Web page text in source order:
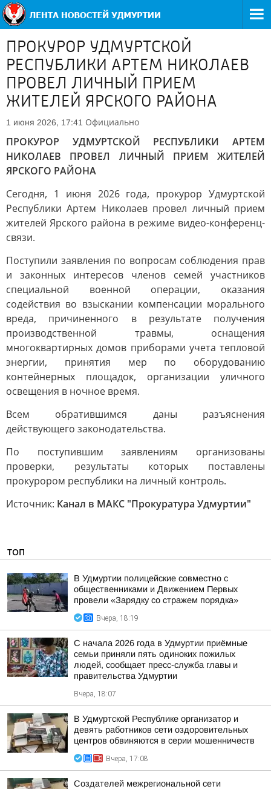
ПРОКУРОР УДМУРТСКОЙ
РЕСПУБЛИКИ АРТЕМ НИКОЛАЕВ
ПРОВЕЛ ЛИЧНЫЙ ПРИЕМ
ЖИТЕЛЕЙ ЯРСКОГО РАЙОНА
1 июня 2026, 17:41 Официально
ПРОКУРОР УДМУРТСКОЙ РЕСПУБЛИКИ АРТЕМ
НИКОЛАЕВ ПРОВЕЛ ЛИЧНЫЙ ПРИЕМ ЖИТЕЛЕЙ
ЯРСКОГО РАЙОНА
Сегодня, 1 июня 2026 года, прокурор Удмуртской
Республики Артем Николаев провел личный прием
жителей Ярского района в режиме видео-конференц-
связи.
Поступили заявления по вопросам соблюдения прав
и законных интересов членов семей участников
специальной военной операции, оказания
содействия во взыскании компенсации морального
вреда, причиненного в результате получения
производственной травмы, оснащения
многоквартирных домов приборами учета тепловой
энергии, принятия мер по оборудованию
контейнерных площадок, организации уличного
освещения в ночное время.
Всем обратившимся даны разъяснения
действующего законодательства.
По поступившим заявлениям организованы
проверки, результаты которых поставлены
прокурором республики на личный контроль.
Источник: Канал в МАКС "Прокуратура Удмуртии"
ТОП
В Удмуртии полицейские совместно с
общественниками и Движением Первых
провели «Зарядку со стражем порядка»
Вчера, 18:19
С начала 2026 года в Удмуртии приёмные
семьи приняли пять одиноких пожилых
людей, сообщает пресс-служба главы и
правительства Удмуртии
Вчера, 18:07
В Удмуртской Республике организатор и
девять работников сети оздоровительных
центров обвиняются в серии мошенничеств
Вчера, 17:08
Создателей межрегиональной сети